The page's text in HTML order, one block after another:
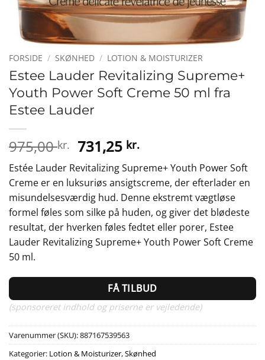
FORSIDE / SKØNHED / LOTION & MOISTURIZER
Estee Lauder Revitalizing Supreme+
Youth Power Soft Creme 50 ml fra
Estee Lauder
975,00kr. Den
oprindelige
pris
var:
975,00 kr..
731,25 kr.Den
aktuelle
pris
er:
731,25 kr..
Estée Lauder Revitalizing Supreme+ Youth Power Soft
Creme er en luksuriøs ansigtscreme, der efterlader en
misundelsesværdig hud. Denne ekstremt vægtløse
formel føles som silke på huden, og giver det blødeste
resultat, der hverken føles fedtet eller porer, Estee
Lauder Revitalizing Supreme+ Youth Power Soft Creme
50 ml.
FÅ TILBUD
(sponsoreret indhold og priserne er vejledende)
Varenummer (SKU):887167539563
Kategorier: Lotion & Moisturizer,Skønhed